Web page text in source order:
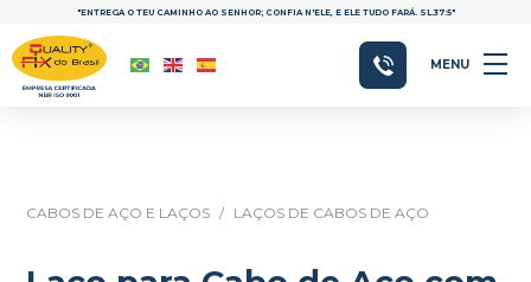
"ENTREGA O TEU CAMINHO AO SENHOR; CONFIA N'ELE, E ELE TUDO FARÁ. SL.37:5"
MENU
CABOS DE AÇO E LAÇOS / LAÇOS DE CABOS DE AÇO